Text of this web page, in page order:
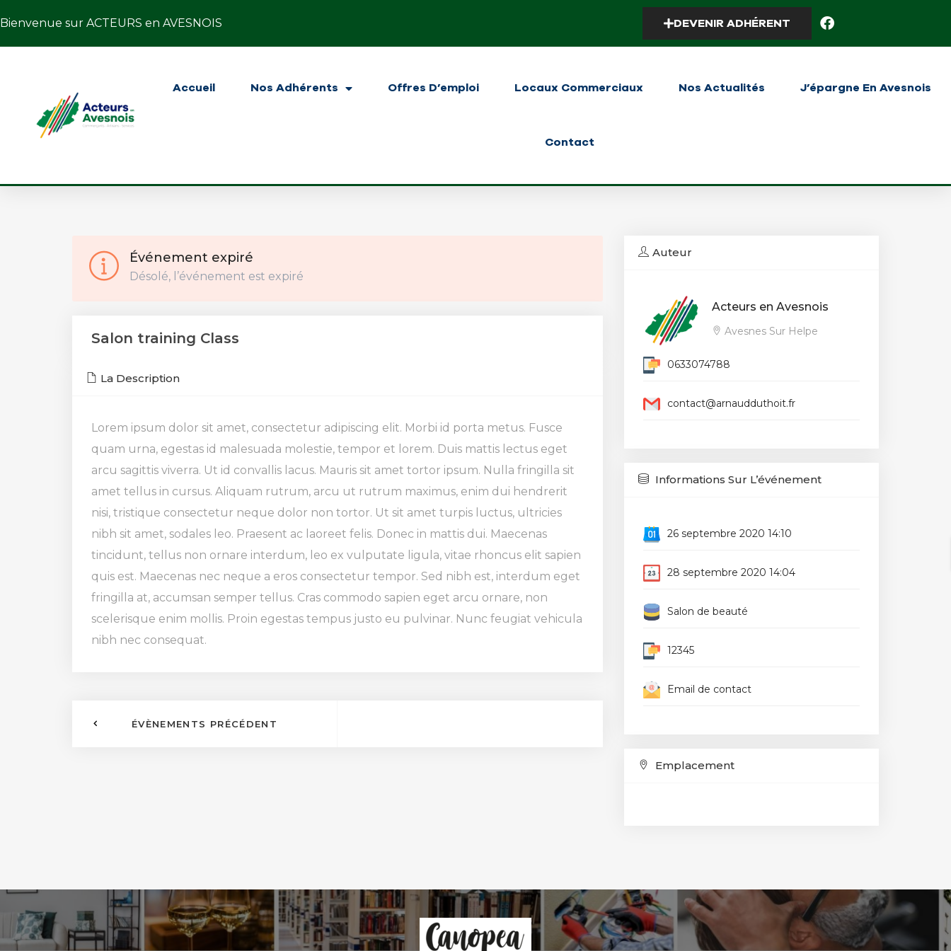
Bienvenue sur ACTEURS en AVESNOIS DEVENIR ADHÉRENT
Accueil Nos Adhérents Offres D’emploi Locaux Commerciaux Nos Actualités J’épargne En Avesnois
Contact
Événement expiré
Désolé, l’événement est expiré
Salon training Class
La Description
Lorem ipsum dolor sit amet, consectetur adipiscing elit. Morbi id porta metus. Fusce
quam urna, egestas id malesuada molestie, tempor et lorem. Duis mattis lectus eget
arcu sagittis viverra. Ut id convallis lacus. Mauris sit amet tortor ipsum. Nulla fringilla sit
amet tellus in cursus. Aliquam rutrum, arcu ut rutrum maximus, enim dui hendrerit
nisi, tristique consectetur neque dolor non tortor. Ut sit amet turpis luctus, ultricies
nibh sit amet, sodales leo. Praesent ac laoreet felis. Donec in mattis dui. Maecenas
tincidunt, tellus non ornare interdum, leo ex vulputate ligula, vitae rhoncus elit sapien
quis est. Maecenas nec neque a eros consectetur tempor. Sed nibh est, interdum eget
fringilla at, accumsan semper tellus. Cras commodo sapien eget arcu ornare, non
scelerisque enim mollis. Proin egestas tempus justo eu pulvinar. Nunc feugiat vehicula
nibh nec consequat.
ÉVÈNEMENTS PRÉCÉDENT
Auteur
Acteurs en Avesnois
Avesnes Sur Helpe
0633074788
contact@arnaudduthoit.fr
Informations Sur L’événement
26 septembre 2020 14:10
28 septembre 2020 14:04
Salon de beauté
12345
Email de contact
Emplacement